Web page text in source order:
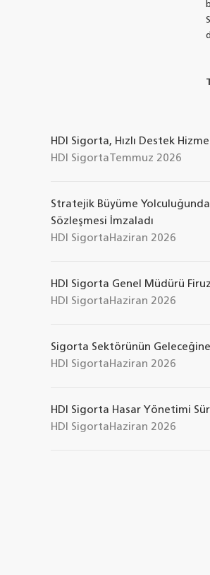
HDI Sigorta, Hızlı Destek
HDI Sigorta Temmuz 2026
Stratejik Büyüme Yolculuğunda
Sözleşmesi İmzaladı
HDI Sigorta Haziran 2026
HDI Sigorta Genel Müdürü
HDI Sigorta Haziran 2026
Sigorta Sektörünün Geleceğine
HDI Sigorta Haziran 2026
HDI Sigorta Hasar Yönetimi
HDI Sigorta Haziran 2026